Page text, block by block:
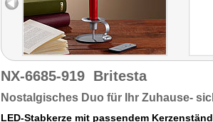
NX-6685-919 Britesta
Nostalgisches Duo für Ihr Zuhause-
LED-Stabkerze mit passendem